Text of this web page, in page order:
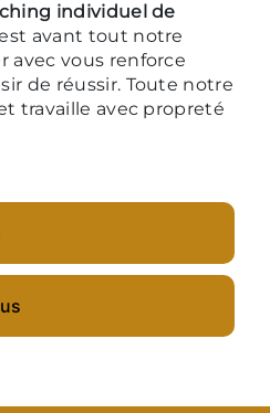
individuel de
avant tout notre
avec vous renforce
de réussir. Toute notre
travaille avec propreté